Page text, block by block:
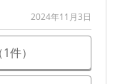
2024年11月3日
件）